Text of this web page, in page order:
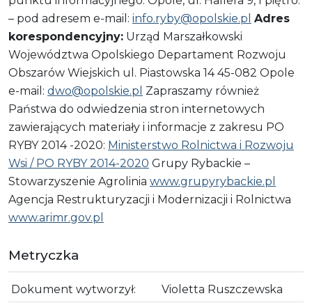
– pod adresem e-mail: info.ryby@opolskie.pl Adres
korespondencyjny: Urząd Marszałkowski
Województwa Opolskiego Departament Rozwoju
Obszarów Wiejskich ul. Piastowska 14 45-082 Opole
e-mail: dwo@opolskie.pl Zapraszamy również
Państwa do odwiedzenia stron internetowych
zawierających materiały i informacje z zakresu PO
RYBY 2014 -2020: Ministerstwo Rolnictwa i Rozwoju
Wsi / PO RYBY 2014-2020 Grupy Rybackie –
Stowarzyszenie Agrolinia www.grupyrybackie.pl
Agencja Restrukturyzacji i Modernizacji i Rolnictwa
www.arimr.gov.pl
Metryczka
Dokument wytworzył:
Violetta Ruszczewska